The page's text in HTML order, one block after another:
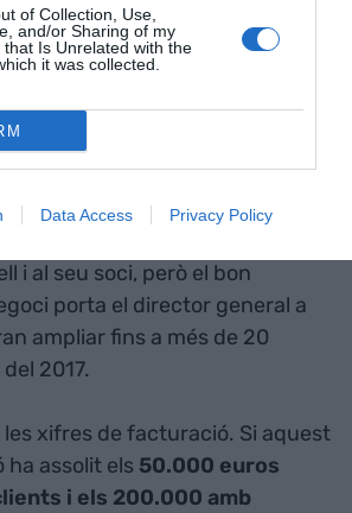
of Collection, Use,
and/or Sharing of my
that Is Unrelated with the
it was collected.
Data Access Privacy Policy
els sensors. Així és
projecte de la Comissió i en tota
ha portat a ser vistos com la
explica. I afegeix que,
això suposa
de la innovació".
i al seu soci, però el bon
porta el director general a
ampliar fins a més de 20
2017.
les xifres de facturació. Si aquest
assolit els 50.000 euros
i els 200.000 amb